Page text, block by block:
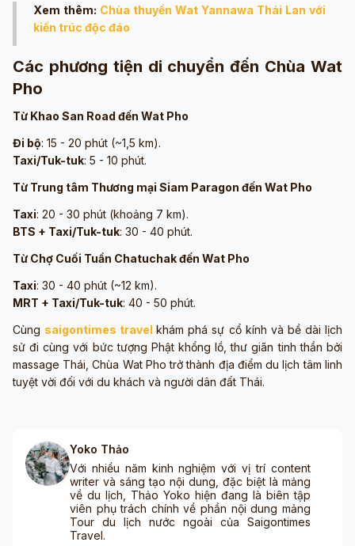
Xem thêm: Chùa thuyền Wat Yannawa Thái Lan với
kiến trúc độc đáo
Các phương tiện di chuyển đến Chùa Wat
Pho
Từ Khao San Road đến Wat Pho
Đi bộ: 15 - 20 phút (~1,5 km).
Taxi/Tuk-tuk: 5 - 10 phút.
Từ Trung tâm Thương mại Siam Paragon đến Wat Pho
Taxi: 20 - 30 phút (khoảng 7 km).
BTS + Taxi/Tuk-tuk: 30 - 40 phút.
Từ Chợ Cuối Tuần Chatuchak đến Wat Pho
Taxi: 30 - 40 phút (~12 km).
MRT + Taxi/Tuk-tuk: 40 - 50 phút.
Cùng saigontimes travelkhám phá sự cổ kính và bề dài lịch
sử đi cùng với bức tượng Phật khổng lồ, thư giãn tinh thần bởi
massage Thái, Chùa Wat Pho trở thành địa điểm du lịch tâm linh
tuyệt vời đối với du khách và người dân đất Thái.
Yoko Thảo
Với nhiều năm kinh nghiệm với vị trí content
writer và sáng tạo nội dung, đặc biệt là mảng
về du lịch, Thảo Yoko hiện đang là biên tập
viên phụ trách chính về phần nội dung mảng
Tour du lịch nước ngoài của Saigontimes
Travel.